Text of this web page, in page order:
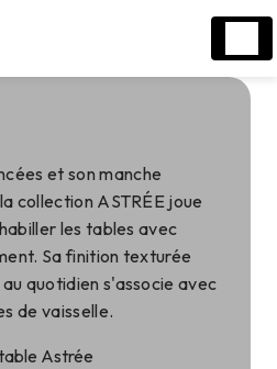
et son manche
collection ASTRÉE joue
les tables avec
Sa finition texturée
quotidien s'associe avec
de vaisselle.
Astrée